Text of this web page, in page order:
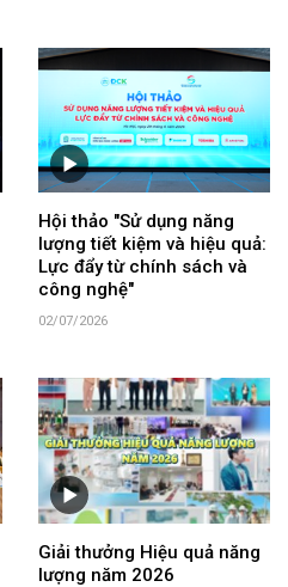
Hội thảo "Sử dụng năng
lượng tiết kiệm và hiệu quả:
Lực đẩy từ chính sách và
công nghệ"
02/07/2026
Giải thưởng Hiệu quả năng
lượng năm 2026